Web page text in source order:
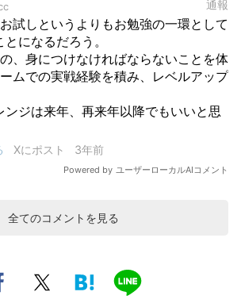
全てのコメントを見る